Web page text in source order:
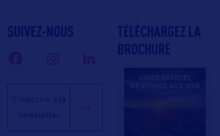
SUIVEZ-NOUS
S'inscrire à la
newsletter
TÉLÉCHARGEZ LA
BROCHURE